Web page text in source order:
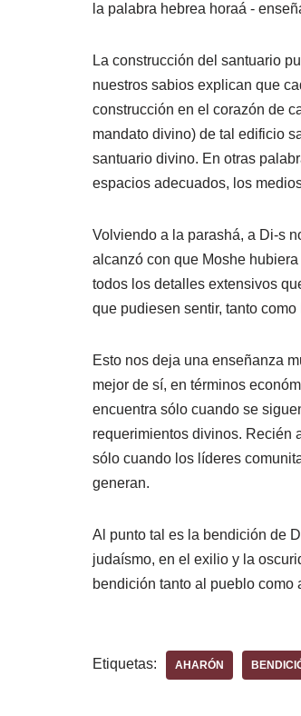
la palabra hebrea horaá -
La construcción del santuario
nuestros sabios explican que
construcción en el corazón de
mandato divino) de tal edificio
santuario divino. En otras
espacios adecuados, los
Volviendo a la parashá, a Di-s
alcanzó con que Moshe
todos los detalles extensivos
que pudiesen sentir, tanto
Esto nos deja una enseñanza
mejor de sí, en términos
encuentra sólo cuando se
requerimientos divinos. Recién
sólo cuando los líderes
generan.
Al punto tal es la bendición de
judaísmo, en el exilio y la
bendición tanto al pueblo como
Etiquetas: AHARÓN